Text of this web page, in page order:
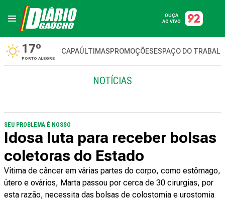
OUÇA
AO VIVO
17º
PORTO ALEGRE
CAPAÚLTIMASPROMOÇÕESESPAÇO DO
NOTÍCIAS
SEU PROBLEMA É NOSSO
Idosa luta para receber bolsas
coletoras do Estado
Vítima de câncer em várias partes do corpo, como estômago,
útero e ovários, Marta passou por cerca de 30 cirurgias, por
esta razão, necessita das bolsas de colostomia e urostomia